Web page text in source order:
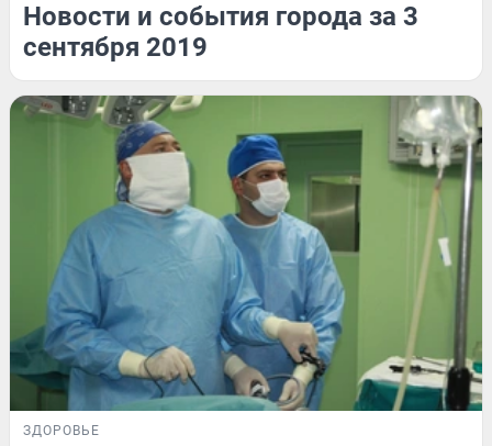
Новости и события города за 3
сентября 2019
ЗДОРОВЬЕ